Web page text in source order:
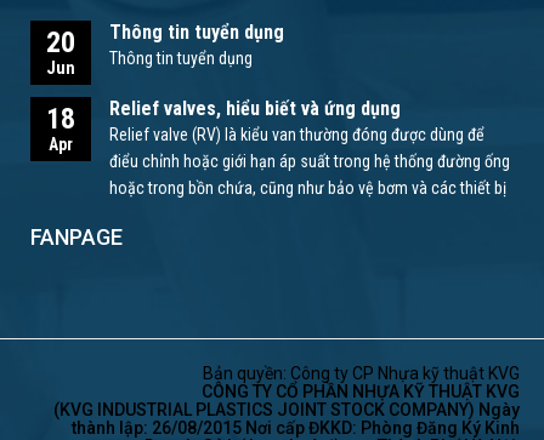
20
Jun
Thông tin tuyển dụng
Thông tin tuyển dụng
18
Apr
Relief valves, hiểu biết và ứng dụng
Relief valve (RV) là kiểu van thường đóng được dùng để
điểu chỉnh hoặc giới hạn áp suất trong hệ thống đường ống
hoặc trong bồn chứa, cũng như bảo vệ bơm và các thiết bị
FANPAGE
Bản quyền: Công ty CP Nhựa kỹ thuật KVG
CÔNG TY CỔ PHẦN NHỰA KỸ THUẬT KVG
(KVG INDUSTRIAL PLASTICS JOINT STOCK COMPANY) Ngày
thành lập: 26/08/2015 Nơi cấp ĐKKD: Phòng Đăng Ký Kinh